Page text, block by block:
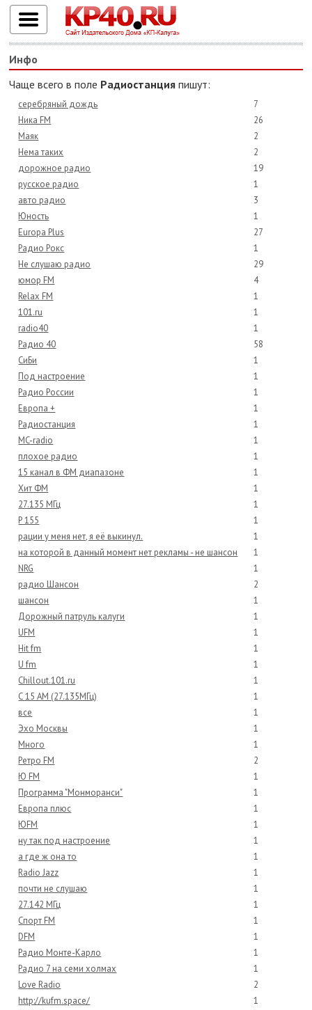
Инфо
Чаще всего в поле Радиостанция пишут:
серебряный дождь
7
Ника FM
26
Маяк
2
Нема таких
2
дорожное радио
19
русское радио
1
авто радио
3
Юность
1
Europa Plus
27
Радио Рокс
1
Не слушаю радио
29
юмор FM
4
Relax FM
1
101.ru
1
radio40
1
Радио 40
58
СиБи
1
Под настроение
1
Радио России
1
Европа +
1
Радиостанция
1
MC-radio
1
плохое радио
1
15 канал в ФМ диапазоне
1
Хит ФМ
1
27.135 МГц
1
Р 155
1
рации у меня нет, я её выкинул.
1
на которой в данный момент нет рекламы - не шансон
1
NRG
1
радио Шансон
2
шансон
1
Дорожный патруль калуги
1
UFM
1
Hit fm
1
U fm
1
Chillout.101.ru
1
С 15 АМ (27.135МГц)
1
все
1
Эхо Москвы
1
Много
1
Ретро FM
2
Ю FM
1
Программа "Монморанси"
1
Европа плюс
1
ЮFM
1
ну так под настроение
1
а где ж она то
1
Radio Jazz
1
почти не слушаю
1
27.142 МГц
1
Спорт FM
1
DFM
1
Радио Монте-Карло
1
Радио 7 на семи холмах
1
Love Radio
2
http://kufm.space/
1